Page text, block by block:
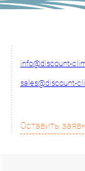
info@discount-
sales@discount-
Оставить